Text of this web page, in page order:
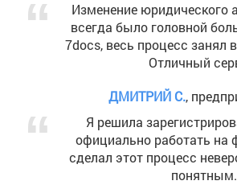
Изменение юридического
всегда было головной
7docs, весь процесс занял
Отличный
ДМИТРИЙ С.,
Я решила
официально работать на
сделал этот процесс
понятным.